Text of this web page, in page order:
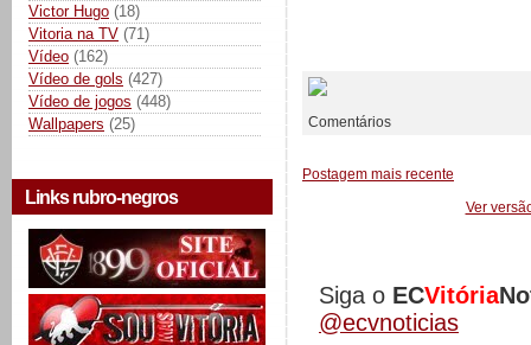
Victor Hugo (18)
Vitoria na TV (71)
Vídeo (162)
Vídeo de gols (427)
Vídeo de jogos (448)
Wallpapers (25)
Links rubro-negros
Comentários
Postagem mais recente
Ver
Siga o ECVitória
@ecvnoticias